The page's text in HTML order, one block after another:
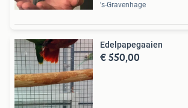
's-Gravenhage
Edelpapegaaien
€ 550,00